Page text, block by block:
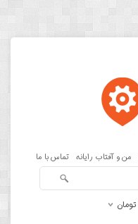
من و آفتاب رایانه تماس با ما